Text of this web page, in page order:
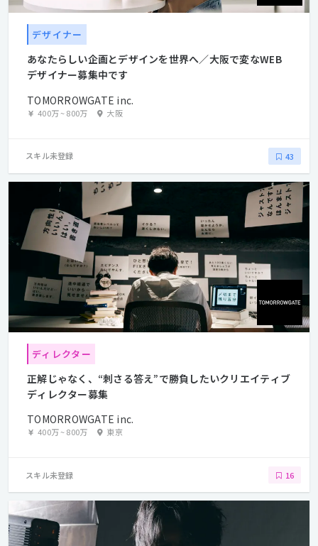
デザイナー
あなたらしい企画とデザインを世界へ／大阪で変なWEB
デザイナー募集中です
TOMORROWGATE inc.
400万~800万 大阪
スキル未登録 43
ディレクター
正解じゃなく、“刺さる答え”で勝負したいクリエイティブ
ディレクター募集
TOMORROWGATE inc.
400万~800万 東京
スキル未登録 16